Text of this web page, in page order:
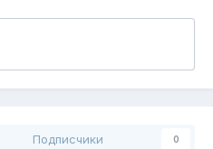
Подписчики 0